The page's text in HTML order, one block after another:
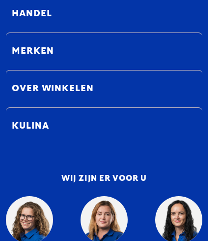
HANDEL
MERKEN
OVER WINKELEN
KULINA
WIJ ZIJN ER VOOR U